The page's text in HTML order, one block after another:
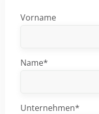
Vorname
Name*
Unternehmen*